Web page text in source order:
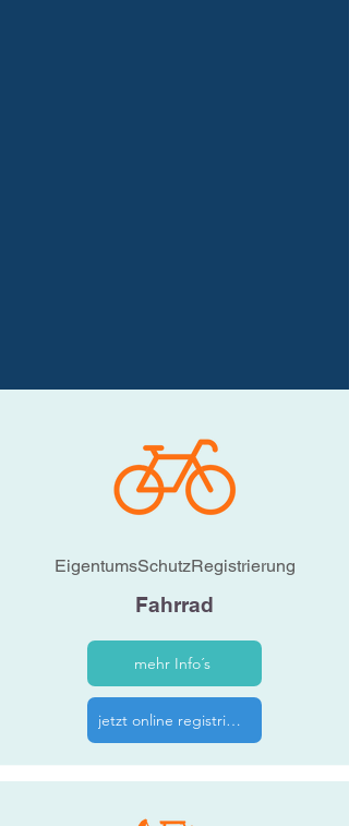
EigentumsSchutzRegistrierung
Fahrrad
mehr Info´s
jetzt online registrieren